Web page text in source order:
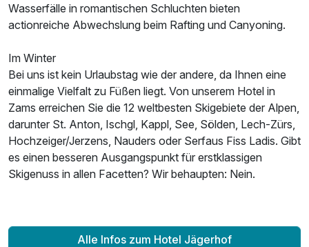
Wasserfälle in romantischen Schluchten bieten
actionreiche Abwechslung beim Rafting und Canyoning.
Im Winter
Bei uns ist kein Urlaubstag wie der andere, da Ihnen eine
einmalige Vielfalt zu Füßen liegt. Von unserem Hotel in
Zams erreichen Sie die 12 weltbesten Skigebiete der Alpen,
darunter St. Anton, Ischgl, Kappl, See, Sölden, Lech-Zürs,
Hochzeiger/Jerzens, Nauders oder Serfaus Fiss Ladis. Gibt
es einen besseren Ausgangspunkt für erstklassigen
Skigenuss in allen Facetten? Wir behaupten: Nein.
Alle Infos zum Hotel Jägerhof